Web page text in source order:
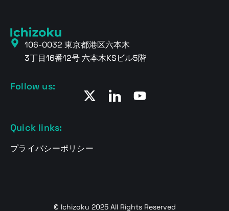
106-0032 東京都港区六本木
3丁目16番12号 六本木KSビル5階
Quick links:
プライバシーポリシー
Follow us:
© Ichizoku 2025 All Rights Reserved